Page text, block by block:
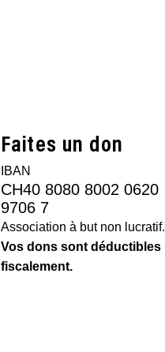
Faites un don
IBAN
CH40 8080 8002 0620
9706 7
Association à but non lucratif.
Vos dons sont déductibles
fiscalement.